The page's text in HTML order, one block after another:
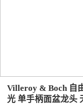
Villeroy & Boch 自
光 单手柄面盆龙头